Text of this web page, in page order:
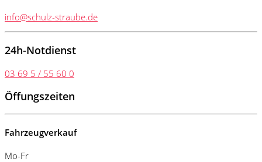
info@schulz-straube.de
24h-Notdienst
03 69 5 / 55 60 0
Öffungszeiten
Fahrzeugverkauf
Mo-Fr